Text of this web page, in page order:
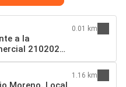
a la
210202
0.01 km
1.16 km